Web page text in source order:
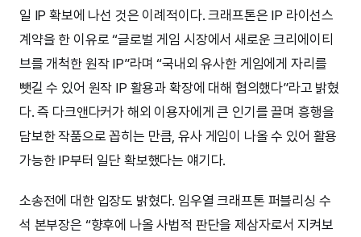
일 IP 확보에 나선 것은 이례적이다. 크래프톤은 IP 라이선스
계약을 한 이유로 “글로벌 게임 시장에서 새로운 크리에이티
브를 개척한 원작 IP”라며 “국내외 유사한 게임에게 자리를
뺏길 수 있어 원작 IP 활용과 확장에 대해 협의했다”라고 밝혔
다. 즉 다크앤다커가 해외 이용자에게 큰 인기를 끌며 흥행을
담보한 작품으로 꼽히는 만큼, 유사 게임이 나올 수 있어 활용
가능한 IP부터 일단 확보했다는 얘기다.
소송전에 대한 입장도 밝혔다. 임우열 크래프톤 퍼블리싱 수
석 본부장은 “향후에 나올 사법적 판단을 제삼자로서 지켜보